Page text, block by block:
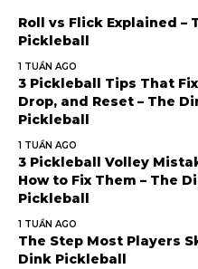
Roll vs Flick Explained –
Pickleball
1 TUẦN AGO
3 Pickleball Tips That
Drop, and Reset – The
Pickleball
1 TUẦN AGO
3 Pickleball Volley
How to Fix Them – The
Pickleball
1 TUẦN AGO
The Step Most Players
Dink Pickleball